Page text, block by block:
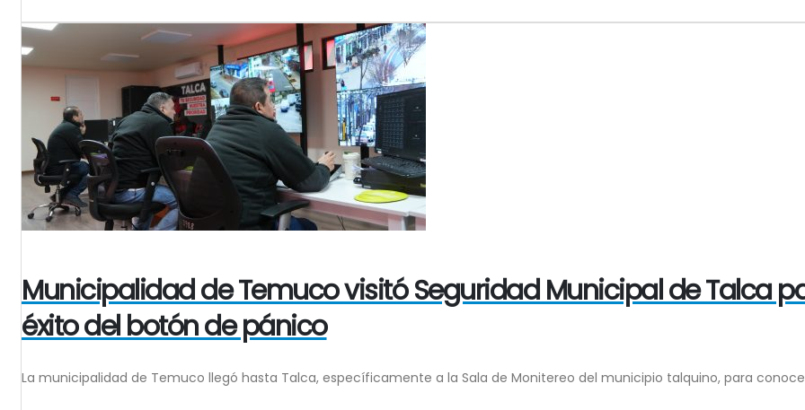
Municipalidad de Temuco visitó Seguridad Municipal de Talca
éxito del botón de pánico
La municipalidad de Temuco llegó hasta Talca, específicamente a la Sala de Monitereo del municipio talquino, para